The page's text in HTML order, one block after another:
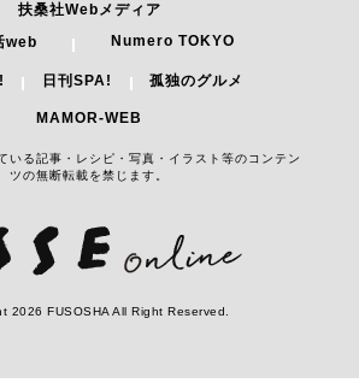
扶桑社Webメディア
web
Numero TOKYO
日刊SPA! 孤独のグルメ
MAMOR-WEB
いる記事・レシピ・写真・イラスト等のコンテン
ツの無断転載を禁じます。
2026 FUSOSHA All Right Reserved.